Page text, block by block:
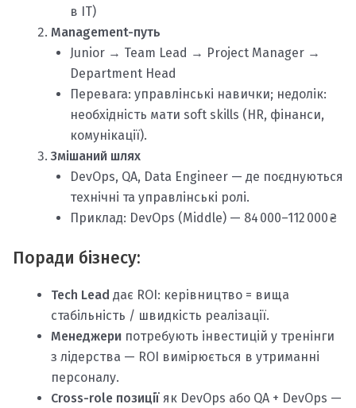
в IT)
Management-путь
Junior → Team Lead → Project Manager →
Department Head
Перевага: управлінські навички; недолік:
необхідність мати soft skills (HR, фінанси,
комунікації).
Змішаний шлях
DevOps, QA, Data Engineer — де поєднуються
технічні та управлінські ролі.
Приклад: DevOps (Middle) — 84 000–112 000 ₴
Поради бізнесу:
Tech Lead дає ROI: керівництво = вища
стабільність / швидкість реалізації.
Менеджери потребують інвестицій у тренінги
з лідерства — ROI вимірюється в утриманні
персоналу.
Cross-role позиції як DevOps або QA + DevOps —